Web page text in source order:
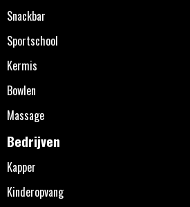
Snackbar
Sportschool
Kermis
Bowlen
Massage
Bedrijven
Kapper
Kinderopvang